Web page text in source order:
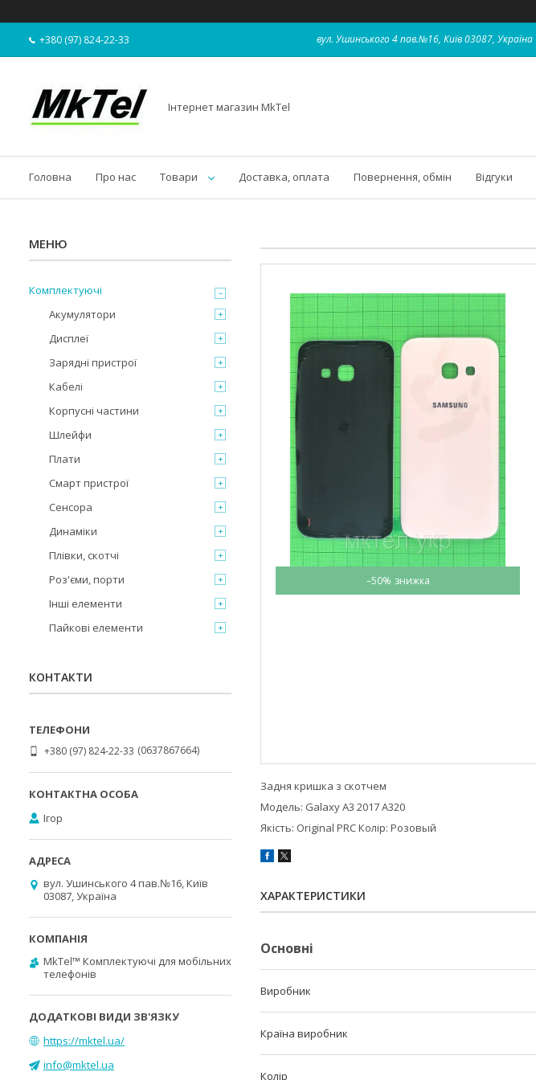
+380 (97) 824-22-33 вул. Ушинського 4 пав.№16, Київ 03087, Україна
Інтернет магазин MkTel
Головна Про нас Товари Доставка, оплата Повернення, обмін Відгуки
–50%
Задня кришка з скотчем
Модель: Galaxy A3 2017 A320
Якість: Original PRC Колір: Розовый
ХАРАКТЕРИСТИКИ
Основні
Виробник
Країна виробник
Колір
Комплектуючі
Акумулятори
Дисплеї
Зарядні пристрої
Кабелі
Корпусні частини
Шлейфи
Плати
Смарт пристрої
Сенсора
Динаміки
Плівки, скотчі
Роз'єми, порти
Інші елементи
Пайкові елементи
КОНТАКТИ
+380 (97) 824-22-33 0637867664
Ігор
вул. Ушинського 4 пав.№16, Київ
03087, Україна
MkTel™ Комплектуючі для мобільних
телефонів
https://mktel.ua/
info@mktel.ua